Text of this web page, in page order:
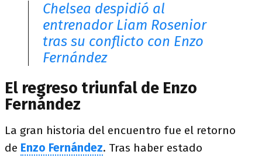
Chelsea despidió al
entrenador Liam Rosenior
tras su conflicto con Enzo
Fernández
El regreso triunfal de Enzo
Fernández
La gran historia del encuentro fue el retorno
de Enzo Fernández. Tras haber estado